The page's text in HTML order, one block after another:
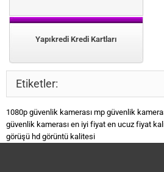
Yapıkredi Kredi Kartları
Etiketler:
1080p güvenlik kamerası mp güvenlik
güvenlik kamerası en iyi fiyat en ucuz fiyat
görüşü hd görüntü kalitesi